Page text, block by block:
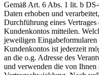
Gemäß Art. 6 Abs. 1 lit. b
Daten erhoben und
Durchführung eines
Kundenkontos mitteilen.
jeweiligen
Kundenkontos ist jederzeit
an die o.g. Adresse des
und verwenden die von